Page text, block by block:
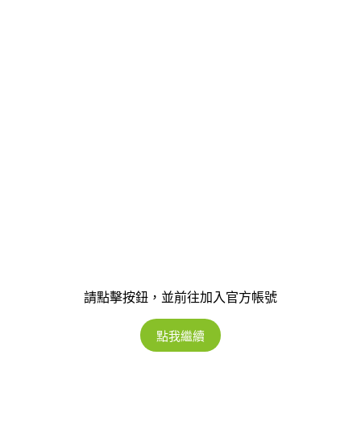
請點擊按鈕，並前往加入官方帳號
點我繼續